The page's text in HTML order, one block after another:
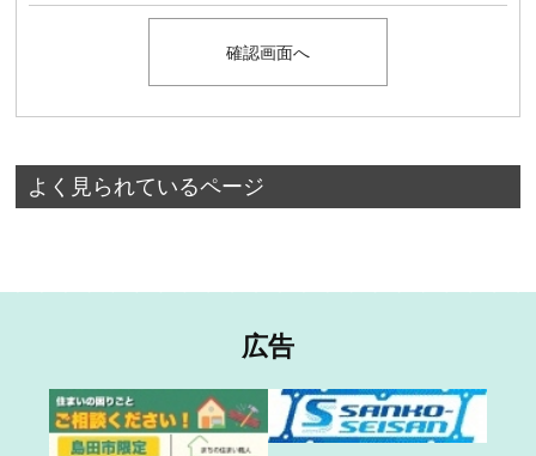
よく見られているページ
広告